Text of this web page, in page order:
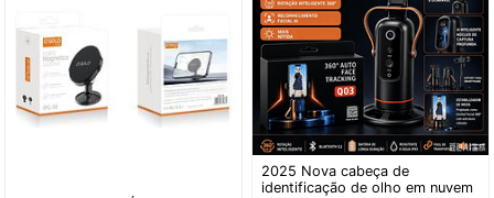
2025 Nova cabeça de
identificação de olho em nuvem